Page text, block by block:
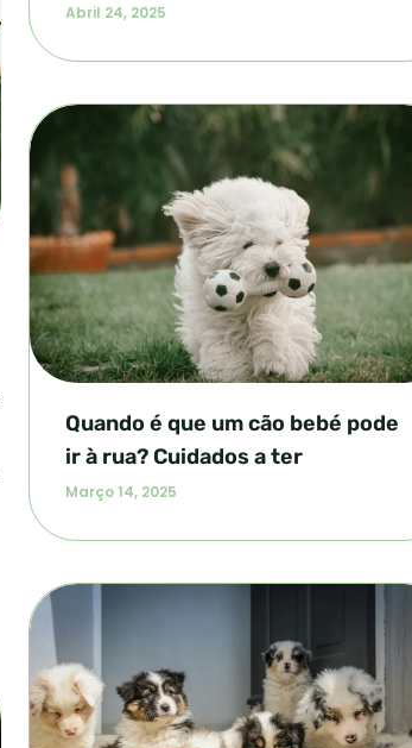
Abril 24, 2025
Quando é que um cão bebé pode
ir à rua? Cuidados a ter
Março 14, 2025